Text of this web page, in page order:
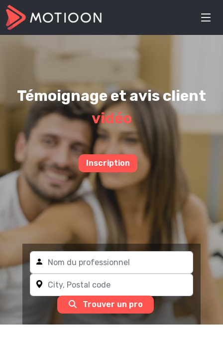
Témoignage et avis client
vidéo
Inscription
Trouver un pro